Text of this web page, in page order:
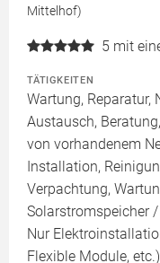
Mittelhof)
5 mit
TÄTIGKEITEN
Wartung,
Austausch,
von vorhandenem
Installation,
Verpachtung,
Solarstromspeicher
Nur
Flexible Module,